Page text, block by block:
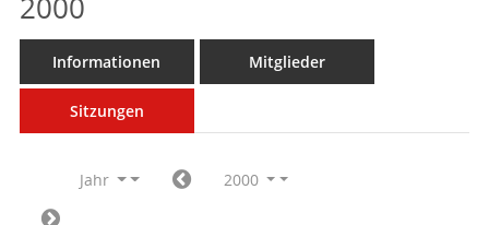
Informationen Mitglieder
Sitzungen
Jahr 2000